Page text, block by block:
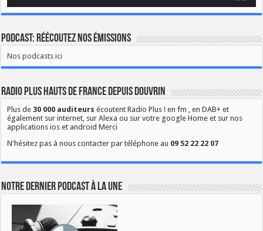
Podcast: Réécoutez nos émissions
Nos podcasts ici
Radio Plus Hauts de France depuis Douvrin
Plus de30 000 auditeurs écoutent Radio Plus ! en fm , en DAB+ et
également sur internet, sur Alexa ou sur votre google Home et sur nos
applications ios et android Merci
N'hésitez pas à nous contacter par téléphone au 09 52 22 22 07
Notre dernier podcast à la une